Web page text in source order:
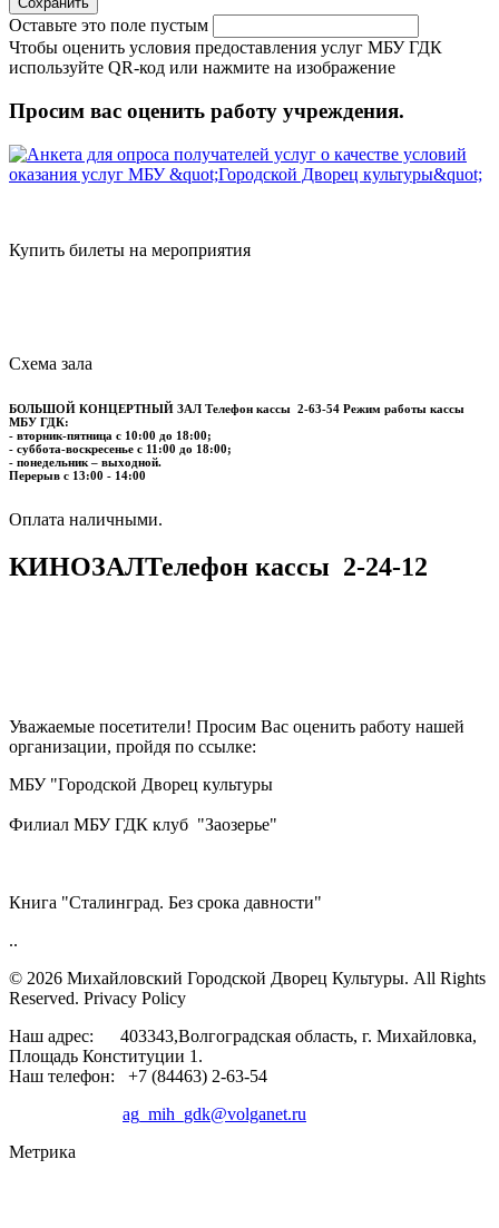
Оставьте это поле пустым
Чтобы оценить условия предоставления услуг МБУ ГДК
используйте QR-код или нажмите на изображение
Просим вас оценить работу учреждения.
Купить билеты на мероприятия
Схема зала
БОЛЬШОЙ КОНЦЕРТНЫЙ ЗАЛ Телефон кассы 2-63-54 Режим работы кассы
МБУ ГДК:
- вторник-пятница с 10:00 до 18:00;
- суббота-воскресенье с 11:00 до 18:00;
- понедельник – выходной.
Перерыв с 13:00 - 14:00
​​​​​​​Оплата наличными.
КИНОЗАЛТелефон кассы 2-24-12
Уважаемые посетители! Просим Вас оценить работу нашей
организации, пройдя по ссылке:
МБУ "Городской Дворец культуры
Филиал МБУ ГДК клуб "Заозерье"
Книга "Сталинград. Без срока давности"
..
© 2026 Михайловский Городской Дворец Культуры. All Rights
Reserved. Privacy Policy
Наш адрес: 403343,Волгоградская область, г. Михайловка,
Площадь Конституции 1.
Наш телефон: +7 (84463) 2-63-54
ag_mih_gdk@volganet.ru
Метрика